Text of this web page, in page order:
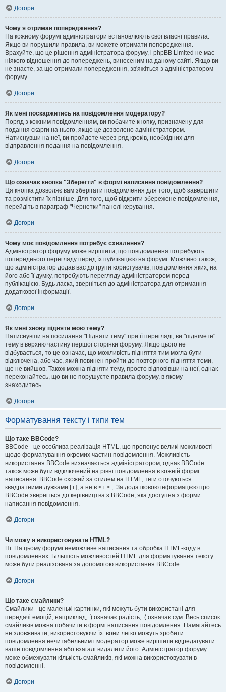
Догори
Чому я отримав попередження?
На кожному форумі адміністратори встановлюють свої власні правила.
Якщо ви порушили правила, ви можете отримати попередження.
Врахуйте, що це рішення адміністратора форуму, і phpBB Limited не має
ніякого відношення до попереджень, винесеним на даному сайті. Якщо ви
не знаєте, за що отримали попередження, зв'яжіться з адміністратором
форуму.
Догори
Як мені поскаржитись на повідомлення модератору?
Поряд з кожним повідомленням, ви побачите кнопку, призначену для
подання скарги на нього, якщо це дозволено адміністратором.
Натиснувши на неї, ви пройдете через ряд кроків, необхідних для
відправлення подання на повідомлення.
Догори
Що означає кнопка "Зберегти" в формі написання повідомлення?
Ця кнопка дозволяє вам зберігати повідомлення для того, щоб завершити
та розмістити їх пізніше. Для того, щоб відкрити збережене повідомлення,
перейдіть в параграф "Чернетки" панелі керування.
Догори
Чому моє повідомлення потребує схвалення?
Адміністратор форуму може вирішити, що повідомлення потребують
попереднього перегляду перед їх публікацією на форумі. Можливо також,
що адміністратор додав вас до групи користувачів, повідомлення яких, на
його або її думку, потребують перегляду адміністратором перед
публікацією. Будь ласка, зверніться до адміністратора для отримання
додаткової інформації.
Догори
Як мені знову підняти мою тему?
Натиснувши на посилання "Підняти тему" при її перегляді, ви "піднімете"
тему в верхню частину першої сторінки форуму. Якщо цього не
відбувається, то це означає, що можливість підняття тим могла бути
відключена, або час, який повинен пройти до повторного підняття теми,
ще не вийшов. Також можна підняти тему, просто відповівши на неї, однак
переконайтесь, що ви не порушуєте правила форуму, в якому
знаходитесь.
Догори
Форматування тексту і типи тем
Що таке BBCode?
BBCode - це особлива реалізація HTML, що пропонує великі можливості
щодо форматування окремих частин повідомлення. Можливість
використання BBCode визначається адміністратором, однак BBCode
також може бути відключений на рівні повідомлення в кожній формі
написання. BBCode схожий за стилем на HTML, теги оточуються
квадратними дужками [ і ], а не в < і > ;. За додатковою інформацією про
BBCode зверніться до керівництва з BBCode, яка доступна з форми
написання повідомлення.
Догори
Чи можу я використовувати HTML?
Ні. На цьому форумі неможливе написання та обробка HTML-коду в
повідомленнях. Більшість можливостей HTML для форматування тексту
може бути реалізована за допомогою використання BBCode.
Догори
Що таке смайлики?
Смайлики - це маленькі картинки, які можуть бути використані для
передачі емоцій, наприклад, :) означає радість, :( означає сум. Весь список
смайликів можна побачити в формі написання повідомлення. Намагайтесь
не зловживати, використовуючи їх: вони легко можуть зробити
повідомлення нечитабельним і модератор може вирішити відредагувати
ваше повідомлення або взагалі видалити його. Адміністратор форуму
може обмежувати кількість смайликів, які можна використовувати в
повідомленні.
Догори